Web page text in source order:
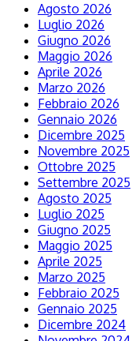
Agosto 2026
Luglio 2026
Giugno 2026
Maggio 2026
Aprile 2026
Marzo 2026
Febbraio 2026
Gennaio 2026
Dicembre 2025
Novembre 2025
Ottobre 2025
Settembre 2025
Agosto 2025
Luglio 2025
Giugno 2025
Maggio 2025
Aprile 2025
Marzo 2025
Febbraio 2025
Gennaio 2025
Dicembre 2024